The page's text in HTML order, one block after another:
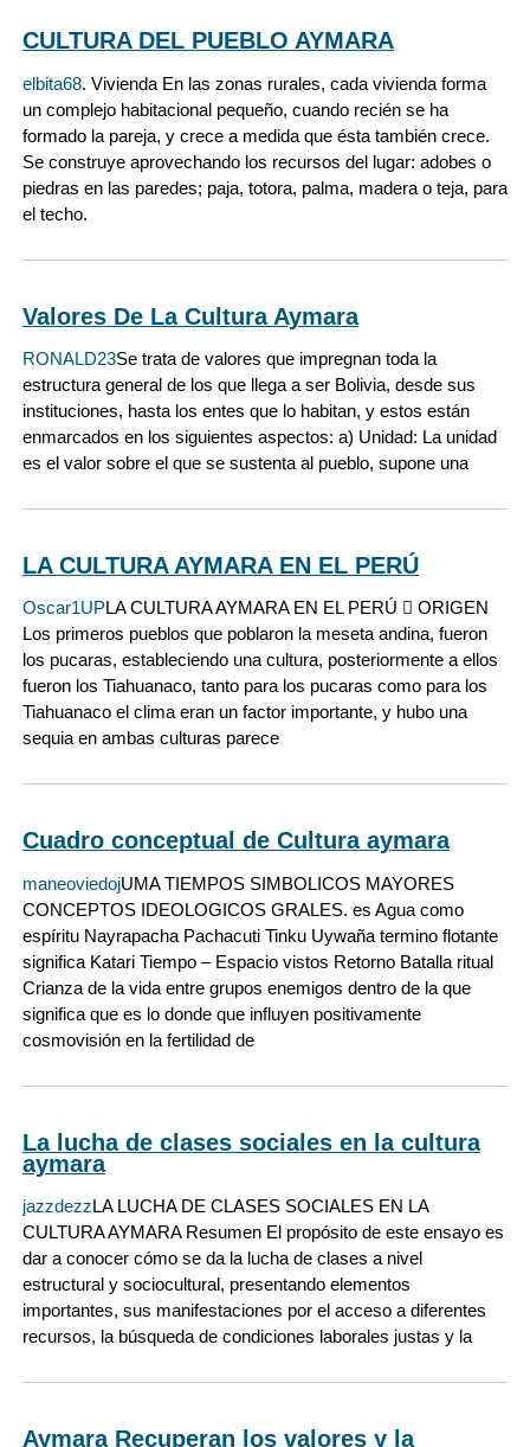
CULTURA DEL PUEBLO AYMARA
elbita68. Vivienda En las zonas rurales, cada vivienda forma
un complejo habitacional pequeño, cuando recién se ha
formado la pareja, y crece a medida que ésta también crece.
Se construye aprovechando los recursos del lugar: adobes o
piedras en las paredes; paja, totora, palma, madera o teja, para
el techo.
Valores De La Cultura Aymara
RONALD23Se trata de valores que impregnan toda la
estructura general de los que llega a ser Bolivia, desde sus
instituciones, hasta los entes que lo habitan, y estos están
enmarcados en los siguientes aspectos: a) Unidad: La unidad
es el valor sobre el que se sustenta al pueblo, supone una
LA CULTURA AYMARA EN EL PERÚ
Oscar1UPLA CULTURA AYMARA EN EL PERÚ  ORIGEN
Los primeros pueblos que poblaron la meseta andina, fueron
los pucaras, estableciendo una cultura, posteriormente a ellos
fueron los Tiahuanaco, tanto para los pucaras como para los
Tiahuanaco el clima eran un factor importante, y hubo una
sequia en ambas culturas parece
Cuadro conceptual de Cultura aymara
maneoviedojUMA TIEMPOS SIMBOLICOS MAYORES
CONCEPTOS IDEOLOGICOS GRALES. es Agua como
espíritu Nayrapacha Pachacuti Tinku Uywaña termino flotante
significa Katari Tiempo – Espacio vistos Retorno Batalla ritual
Crianza de la vida entre grupos enemigos dentro de la que
significa que es lo donde que influyen positivamente
cosmovisión en la fertilidad de
La lucha de clases sociales en la cultura
aymara
jazzdezzLA LUCHA DE CLASES SOCIALES EN LA
CULTURA AYMARA Resumen El propósito de este ensayo es
dar a conocer cómo se da la lucha de clases a nivel
estructural y sociocultural, presentando elementos
importantes, sus manifestaciones por el acceso a diferentes
recursos, la búsqueda de condiciones laborales justas y la
Aymara Recuperan los valores y la